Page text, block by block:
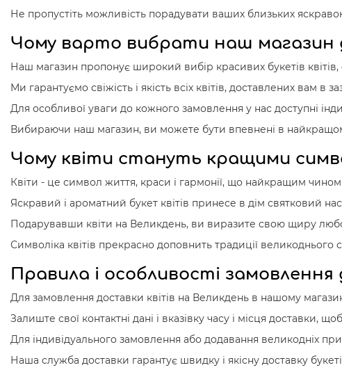
Не пропустіть можливість порадувати ваших близьких
Чому варто вибрати наш магазин
Наш магазин пропонує широкий вибір красивих букетів
Ми гарантуємо свіжість і якість всіх квітів, доставлених вам
Для особливої уваги до кожного замовлення у нас доступні
Вибираючи наш магазин, ви можете бути впевнені в
Чому квіти стануть кращими
Квіти - це символ життя, краси і гармонії, що найкращим чином
Яскравий і ароматний букет квітів принесе в дім святковий
Подарувавши квіти на Великдень, ви виразите свою щиру
Символіка квітів прекрасно доповнить традиції
Правила і особливості
Для замовлення доставки квітів на Великдень в нашому
Залиште свої контактні дані і вказівку часу і місця доставки,
Для індивідуального замовлення або додавання великодніх
Наша служба доставки гарантує швидку і якісну доставку